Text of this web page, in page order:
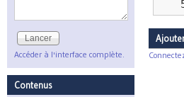
Accéder à l'interface complète.
Contenus